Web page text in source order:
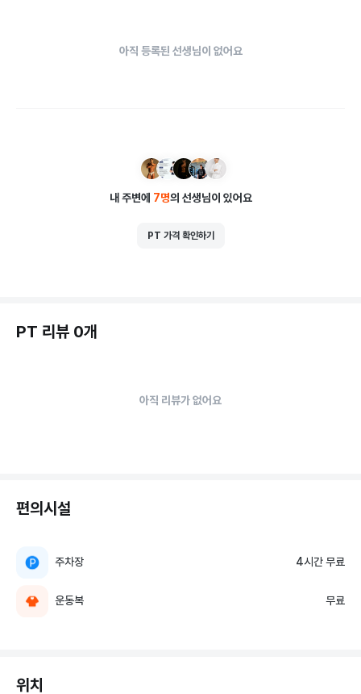
아직 등록된 선생님이 없어요
내 주변에 7명의 선생님이 있어요
PT 가격 확인하기
PT 리뷰 0개
아직 리뷰가 없어요
편의시설
주차장 4시간 무료
운동복 무료
위치